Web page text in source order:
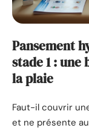
Pansement
stade 1 :
la plaie
Faut-il couvrir
et ne présente